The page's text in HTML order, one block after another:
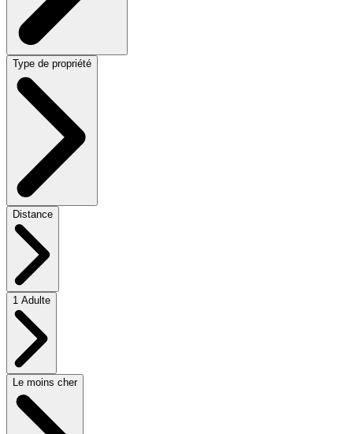
Type de propriété
Distance
1 Adulte
Le moins cher